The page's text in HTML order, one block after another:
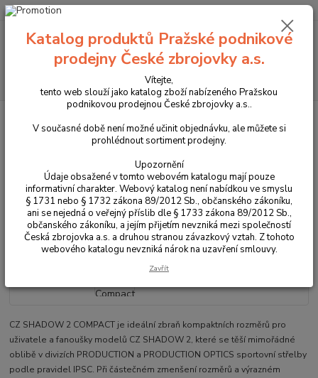
Menu
+420 225 375 800
Shadow 2 Compact OR INDUSTRIAL
CZ Shadow 2 Compact OR
INDUSTRIAL
Novinka
CZ SHADOW 2 COMPACT je ideální zbraň kompaktních rozměrů pro
uživatele a fanoušky modelů CZ SHADOW 2, které se těší mimořádné
oblibě v divizích PRODUCTION a PRODUCTION OPTICS sportovní střelby
podle pravidel IPSC. Při částečném zmenšení rozměrů a výrazném
Katalog produktů Pražské podnikové
prodejny České zbrojovky a.s.
Vítejte,
tento web slouží jako katalog zboží nabízeného Pražskou
podnikovou prodejnou České zbrojovky a.s..
V současné době není možné učinit objednávku, ale můžete si
prohlédnout sortiment prodejny.
Upozornění
Údaje obsažené v tomto webovém katalogu mají pouze
informativní charakter. Webový katalog není nabídkou ve smyslu
§ 1731 nebo § 1732 zákona 89/2012 Sb., občanského zákoníku,
ani se nejedná o veřejný příslib dle § 1733 zákona 89/2012 Sb.,
občanského zákoníku, a jejím přijetím nevzniká mezi společností
Česká zbrojovka a.s. a druhou stranou závazkový vztah. Z tohoto
webového katalogu nevzniká nárok na uzavření smlouvy.
Zavřít